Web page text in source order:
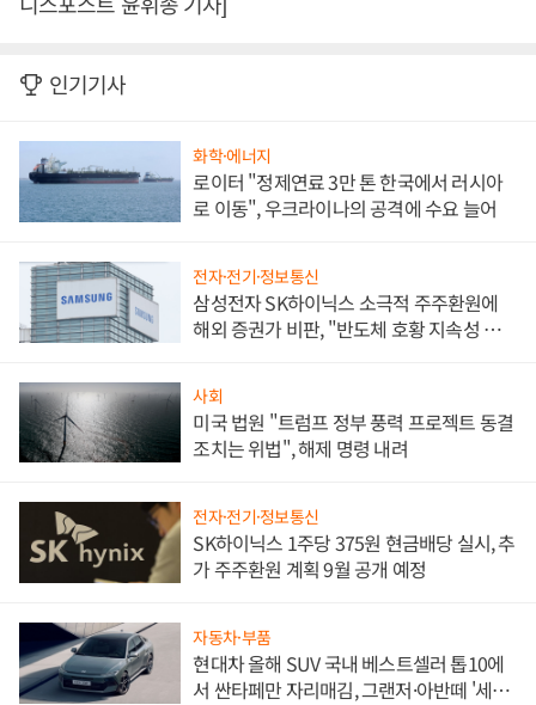
인기기사
화학·에너지
로이터 "정제연료 3만 톤 한국에서 러시아
로 이동", 우크라이나의 공격에 수요 늘어
전자·전기·정보통신
삼성전자 SK하이닉스 소극적 주주환원에
해외 증권가 비판, "반도체 호황 지속성 의
사회
미국 법원 "트럼프 정부 풍력 프로젝트 동결
조치는 위법", 해제 명령 내려
전자·전기·정보통신
SK하이닉스 1주당 375원 현금배당 실시, 추
가 주주환원 계획 9월 공개 예정
자동차·부품
현대차 올해 SUV 국내 베스트셀러 톱10에
서 싼타페만 자리매김, 그랜저·아반떼 '세단